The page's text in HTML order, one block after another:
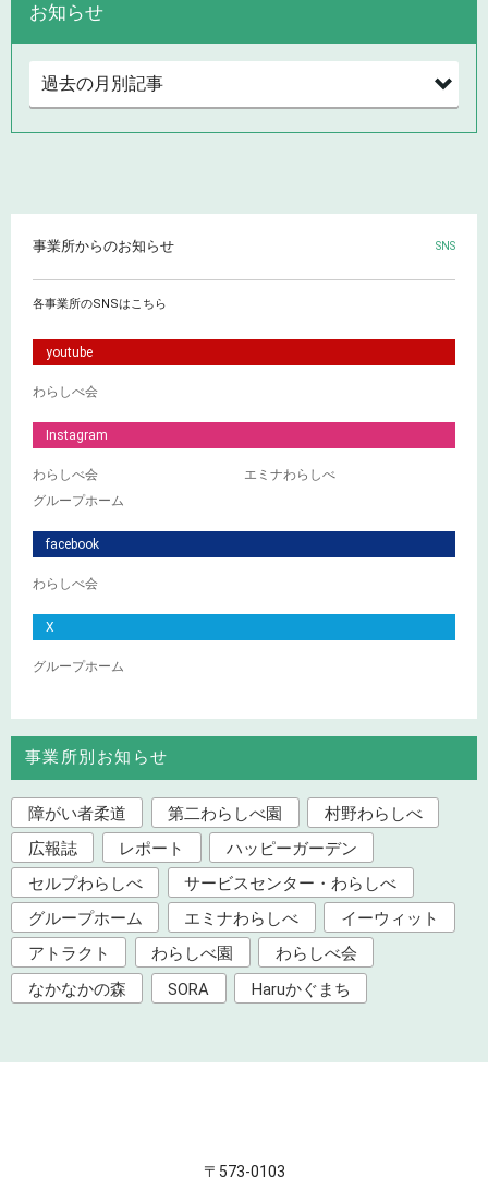
お知らせ
事業所からのお知らせ SNS
各事業所のSNSはこちら
youtube
わらしべ会
Instagram
わらしべ会
エミナわらしべ
グループホーム
facebook
わらしべ会
X
グループホーム
事業所別お知らせ
障がい者柔道 第二わらしべ園
村野わらしべ
広報誌
レポート
ハッピーガーデン
セルプわらしべ
サービスセンター・わらしべ
グループホーム
エミナわらしべ
イーウィット
アトラクト
わらしべ園
わらしべ会
なかなかの森
SORA Haruかぐまち
〒573-0103